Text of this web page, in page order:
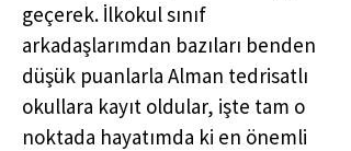
geçerek. İlkokul sınıf
arkadaşlarımdan bazıları benden
düşük puanlarla Alman tedrisatlı
okullara kayıt oldular, işte tam o
noktada hayatımda ki en önemli